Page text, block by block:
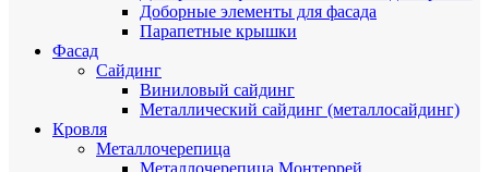
Доборные элементы для фасада
Парапетные крышки
Фасад
Сайдинг
Виниловый сайдинг
Металлический сайдинг (металлосайдинг)
Кровля
Металлочерепица
Металлочерепица Монтеррей